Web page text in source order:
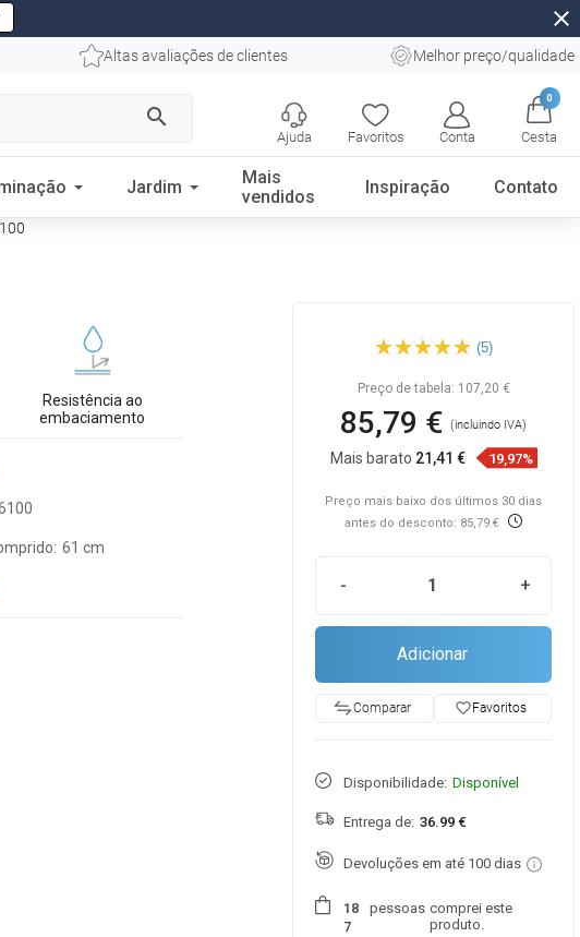
close
Altas avaliações de clientes Melhor preço/qualidade
search
Favoritos Conta
0
Cesta
Ajuda
Jardim
Mais
vendidos
Inspiração Contato
Resistência ao
embaciamento
61 cm
bancada 61 x 41 cm, branco -
(5)
Preço de tabela: 107,20 €
85,79 €(incluindo IVA)
Mais barato 21,41 € 19,97%
Preço mais baixo dos últimos 30 dias
antes do desconto: 85,79 €
- +
Adicionar
Comparar favorite_borderFavoritos
Disponibilidade: Disponível
Entrega de: 36.99 €
Devoluções em até 100 dias
1 8
7
pessoas comprei este
produto.